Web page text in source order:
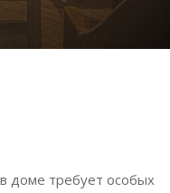
доме требует особых